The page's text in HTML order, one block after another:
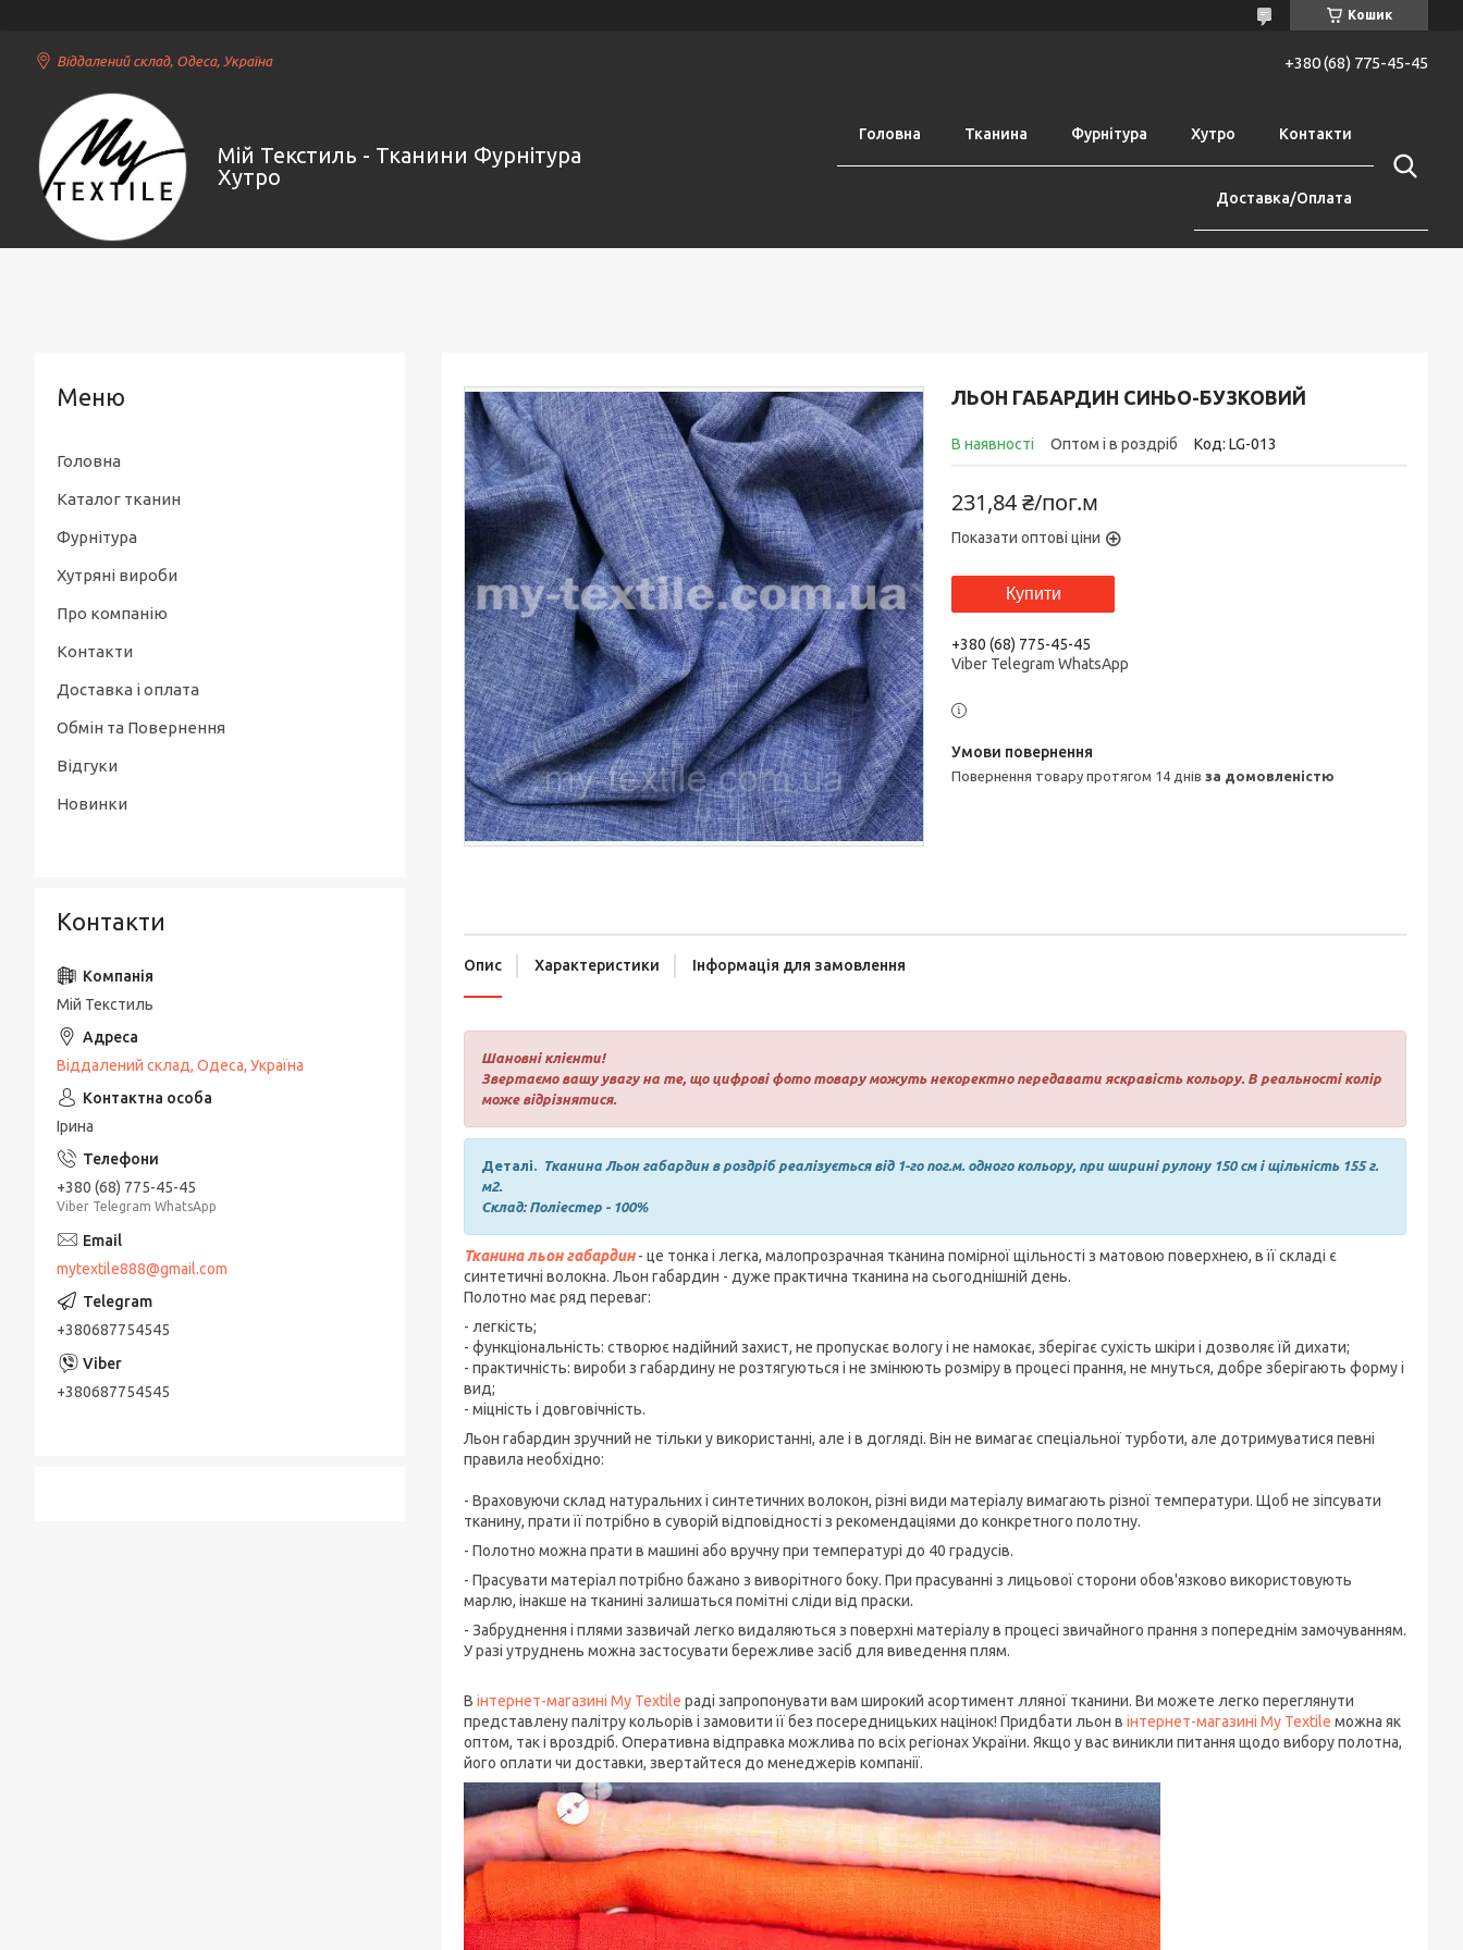
Кошик
Віддалений склад, Одеса, Україна +380 (68) 775-45-45
Мій Текстиль - Тканини Фурнітура
Хутро
Головна Тканина Фурнітура Хутро Контакти
Доставка/Оплата
ЛЬОН ГАБАРДИН СИНЬО-БУЗКОВИЙ
В наявності Оптом і в роздріб Код: LG-013
231,84 ₴/пог.м
Показати оптові ціни
Купити
+380 (68) 775-45-45
Viber Telegram WhatsApp
повернення товару протягом 14 днів за домовленістю
Опис Характеристики Інформація для замовлення
Шановні клієнти!
Звертаємо вашу увагу на те, що цифрові фото товару можуть некоректно передавати яскравість кольору. В реальності колір
може відрізнятися.
Деталі. Тканина Льон габардин в роздріб реалізується від 1-го пог.м. одного кольору, при ширині рулону 150 см і щільність 155 г.
м2.
Склад: Поліестер - 100%
Тканина льон габардин- це тонка і легка, малопрозрачная тканина помірної щільності з матовою поверхнею, в її складі є
синтетичні волокна. Льон габардин - дуже практична тканина на сьогоднішній день.
Полотно має ряд переваг:
- легкість;
- функціональність: створює надійний захист, не пропускає вологу і не намокає, зберігає сухість шкіри і дозволяє їй дихати;
- практичність: вироби з габардину не розтягуються і не змінюють розміру в процесі прання, не мнуться, добре зберігають форму і
вид;
- міцність і довговічність.
Льон габардин зручний не тільки у використанні, але і в догляді. Він не вимагає спеціальної турботи, але дотримуватися певні
правила необхідно:
- Враховуючи склад натуральних і синтетичних волокон, різні види матеріалу вимагають різної температури. Щоб не зіпсувати
тканину, прати її потрібно в суворій відповідності з рекомендаціями до конкретного полотну.
- Полотно можна прати в машині або вручну при температурі до 40 градусів.
- Прасувати матеріал потрібно бажано з виворітного боку. При прасуванні з лицьової сторони обов'язково використовують
марлю, інакше на тканині залишаться помітні сліди від праски.
- Забруднення і плями зазвичай легко видаляються з поверхні матеріалу в процесі звичайного прання з попереднім замочуванням.
У разі утруднень можна застосувати бережливе засіб для виведення плям.
В інтернет-магазині My Textile раді запропонувати вам широкий асортимент лляної тканини. Ви можете легко переглянути
представлену палітру кольорів і замовити її без посередницьких націнок! Придбати льон в інтернет-магазині My Textile можна як
оптом, так і вроздріб. Оперативна відправка можлива по всіх регіонах України. Якщо у вас виникли питання щодо вибору полотна,
його оплати чи доставки, звертайтеся до менеджерів компанії.
Головна
Каталог тканин
Фурнітура
Хутряні вироби
Про компанію
Контакти
Доставка і оплата
Обмін та Повернення
Відгуки
Новинки
Контакти
Мій Текстиль
Віддалений склад, Одеса, Україна
Ірина
+380 (68) 775-45-45
Viber Telegram WhatsApp
mytextile888@gmail.com
+380687754545
+380687754545